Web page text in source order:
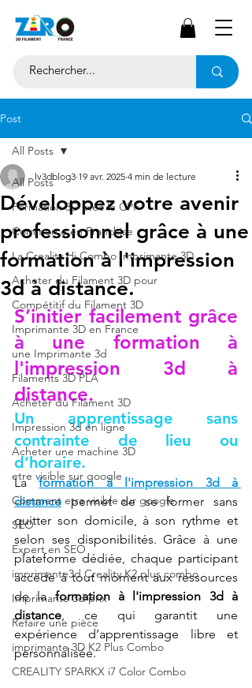
Post
All Posts
Formation 3D avec le CPF
Commerce en Franchise
La Creality Hi Combo Imprimante 3D
Acheter du Filament 3D pour
Compétitif du Filament 3D
Imprimante 3D en France
une Imprimante 3d
Filaments 3D PLA
Acheter du Filament 3D
Impression 3d en ligne
Acheter une machine 3D
etre visible sur google
Comment etre visible sur google
SEO
Expert en SEO
imprimante3d Creality K2 plus combo
Imprimante 3d prix
Refaire une pièce
imprimante 3D K2 Plus Combo
CREALITY SPARKX i7 Color Combo
All Posts
Développez votre avenir
professionnel grâce à une
formation à l'impression
3d à distance.
lv3dblog3 19 avr. 2025 4 min de lecture
S’initier facilement grâce
à une formation à
l'impression 3d à
distance.
Un apprentissage sans
contrainte de lieu ou
d’horaire.
La formation à l'impression 3d à
distance permet de se former sans
quitter son domicile, à son rythme et
selon ses disponibilités. Grâce à une
plateforme dédiée, chaque participant
accède à tout moment aux ressources
de la formation à l'impression 3d à
distance, ce qui garantit une
expérience d’apprentissage libre et
personnalisée.